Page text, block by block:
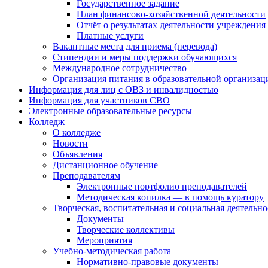
Государственное задание
План финансово-хозяйственной деятельности
Отчёт о результатах деятельности учреждения
Платные услуги
Вакантные места для приема (перевода)
Стипендии и меры поддержки обучающихся
Международное сотрудничество
Организация питания в образовательной
Информация для лиц с ОВЗ и инвалидностью
Информация для участников СВО
Электронные образовательные ресурсы
Колледж
О колледже
Новости
Объявления
Дистанционное обучение
Преподавателям
Электронные портфолио преподавателей
Методическая копилка — в помощь куратору
Творческая, воспитательная и социальная
Документы
Творческие коллективы
Мероприятия
Учебно-методическая работа
Нормативно-правовые документы